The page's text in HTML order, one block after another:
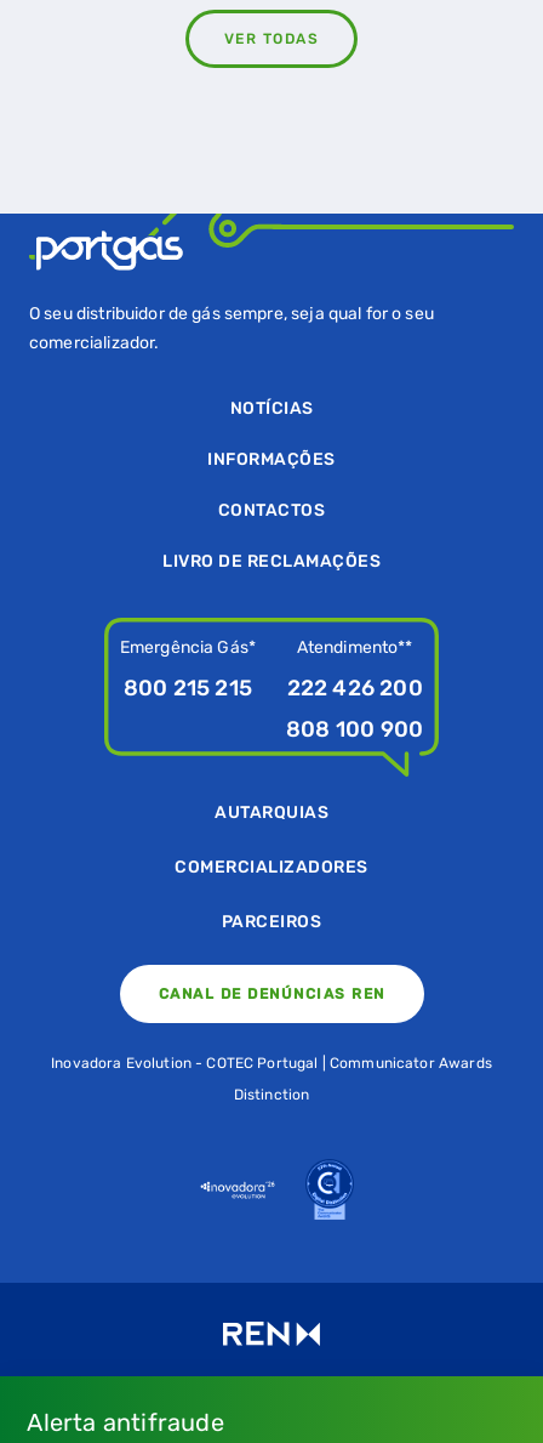
VER TODAS
O seu distribuidor de gás sempre, seja qual for o seu
comercializador.
NOTÍCIAS
INFORMAÇÕES
CONTACTOS
LIVRO DE RECLAMAÇÕES
Emergência Gás*
800 215 215
Atendimento**
222 426 200
808 100 900
AUTARQUIAS
COMERCIALIZADORES
PARCEIROS
CANAL DE DENÚNCIAS REN
Inovadora Evolution - COTEC Portugal | Communicator Awards
Distinction
Alerta antifraude